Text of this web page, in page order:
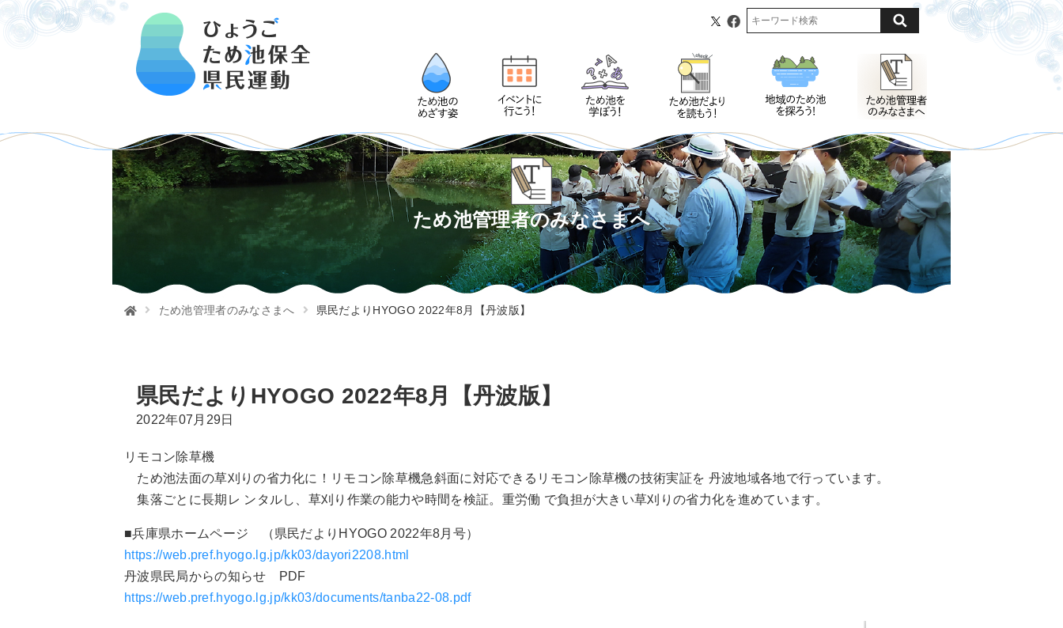
ため池管理者のみなさまへ
ため池管理者のみなさまへ 県民だよりHYOGO 2022年8月【丹波版】
県民だよりHYOGO 2022年8月【丹波版】
2022年07月29日
リモコン除草機
ため池法面の草刈りの省力化に！リモコン除草機急斜面に対応できるリモコン除草機の技術実証を 丹波地域各地で行っています。
集落ごとに長期レ ンタルし、草刈り作業の能力や時間を検証。重労働 で負担が大きい草刈りの省力化を進めています。
■兵庫県ホームページ （県民だよりHYOGO 2022年8月号）
https://web.pref.hyogo.lg.jp/kk03/dayori2208.html
丹波県民局からの知らせ PDF
https://web.pref.hyogo.lg.jp/kk03/documents/tanba22-08.pdf